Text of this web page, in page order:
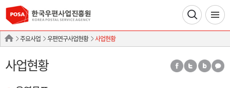
주요사업 우편연구사업현황 사업현황
사업현황